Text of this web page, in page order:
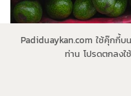
Padiduaykan.com ใช้คุ๊กกี้บ
ท่าน โปรดตกลงใ